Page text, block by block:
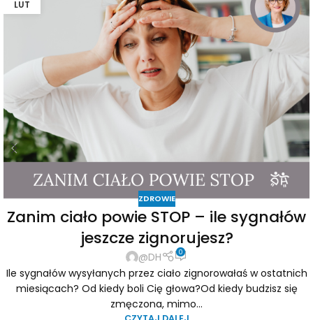
LUT
ZDROWIE
Zanim ciało powie STOP – ile sygnałów
jeszcze zignorujesz?
@DH 0
Ile sygnałów wysyłanych przez ciało zignorowałaś w ostatnich
miesiącach? Od kiedy boli Cię głowa?Od kiedy budzisz się
zmęczona, mimo...